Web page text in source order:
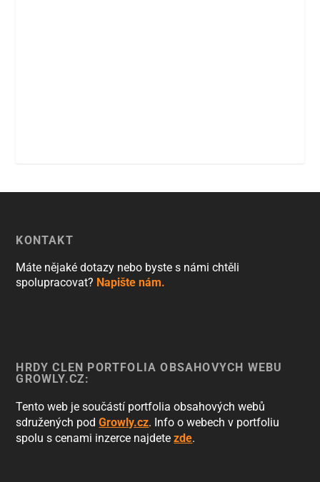
KONTAKT
Máte nějaké dotazy nebo byste s námi chtěli
spolupracovat? Napište nám.
HRDÝ ČLEN PORTFOLIA OBSAHOVÝCH WEBŮ
GROWLY.CZ:
Tento web je součástí portfolia obsahových webů
sdružených podGrowly.cz. Info o webech v portfoliu
spolu s cenami inzerce najdetezde.